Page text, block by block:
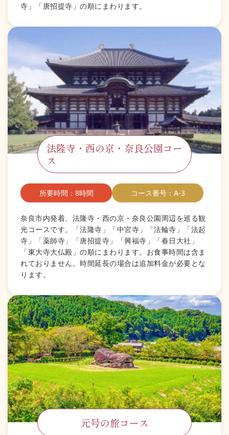
寺」「唐招提寺」の順にまわります。
法隆寺・西の京・奈良公園コー
ス
所要時間：8時間 コース番号：A-3
奈良市内発着、法隆寺・西の京・奈良公園周辺を巡る観
光コースです。「法隆寺」「中宮寺」「法輪寺」「法起
寺」「薬師寺」「唐招提寺」「興福寺」「春日大社」
「東大寺大仏殿」の順にまわります。お食事時間は含ま
れておりません。時間延長の場合は追加料金が必要とな
ります。
元号の旅コース